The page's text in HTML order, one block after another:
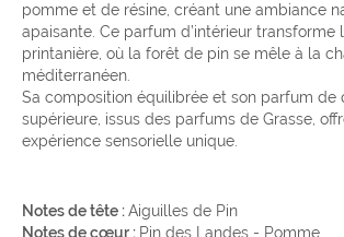
pomme et de résine, créant une ambiance
apaisante. Ce parfum d’intérieur transforme
printanière, où la forêt de pin se mêle à la
méditerranéen.
Sa composition équilibrée et son parfum de
supérieure, issus des parfums de Grasse,
expérience sensorielle unique.
Notes de tête :Aiguilles de Pin
Notes de cœur : Pin des Landes - Pomme